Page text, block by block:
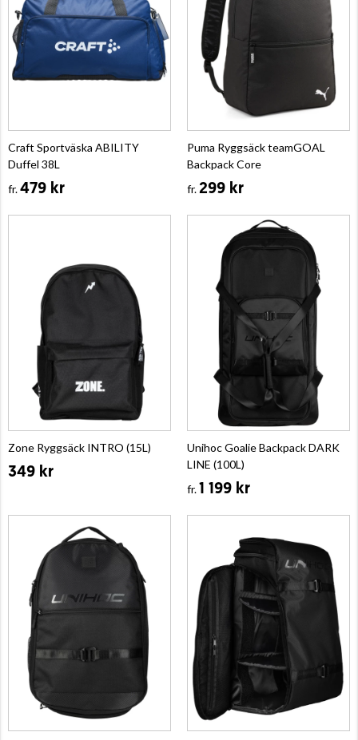
Craft Sportväska ABILITY
Duffel 38L
fr.479 kr
Puma Ryggsäck teamGOAL
Backpack Core
fr.299 kr
Zone Ryggsäck INTRO (15L)
349 kr
Unihoc Goalie Backpack DARK
LINE (100L)
fr.1 199 kr